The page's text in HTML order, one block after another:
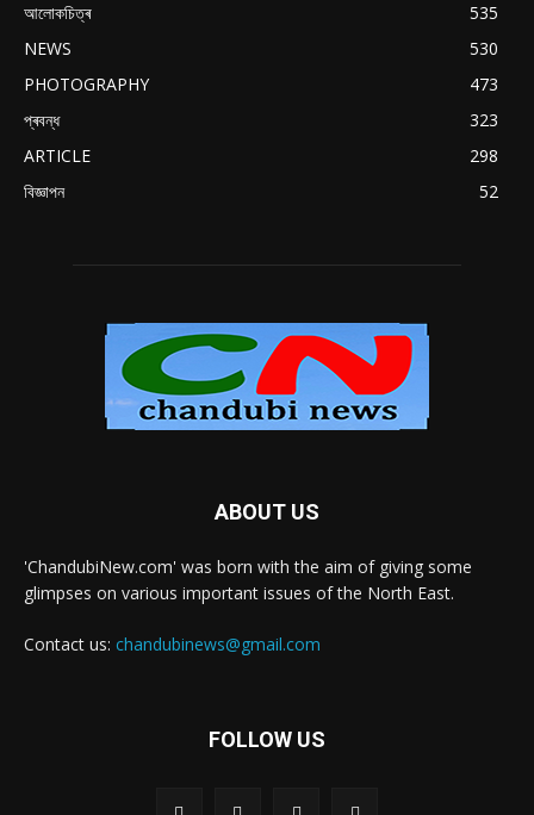
আলোকচিত্ৰ
535
NEWS
530
PHOTOGRAPHY
473
প্ৰবন্ধ
323
ARTICLE
298
বিজ্ঞাপন
52
ABOUT US
'ChandubiNew.com' was born with the aim of giving some
glimpses on various important issues of the North East.
Contact us: chandubinews@gmail.com
FOLLOW US